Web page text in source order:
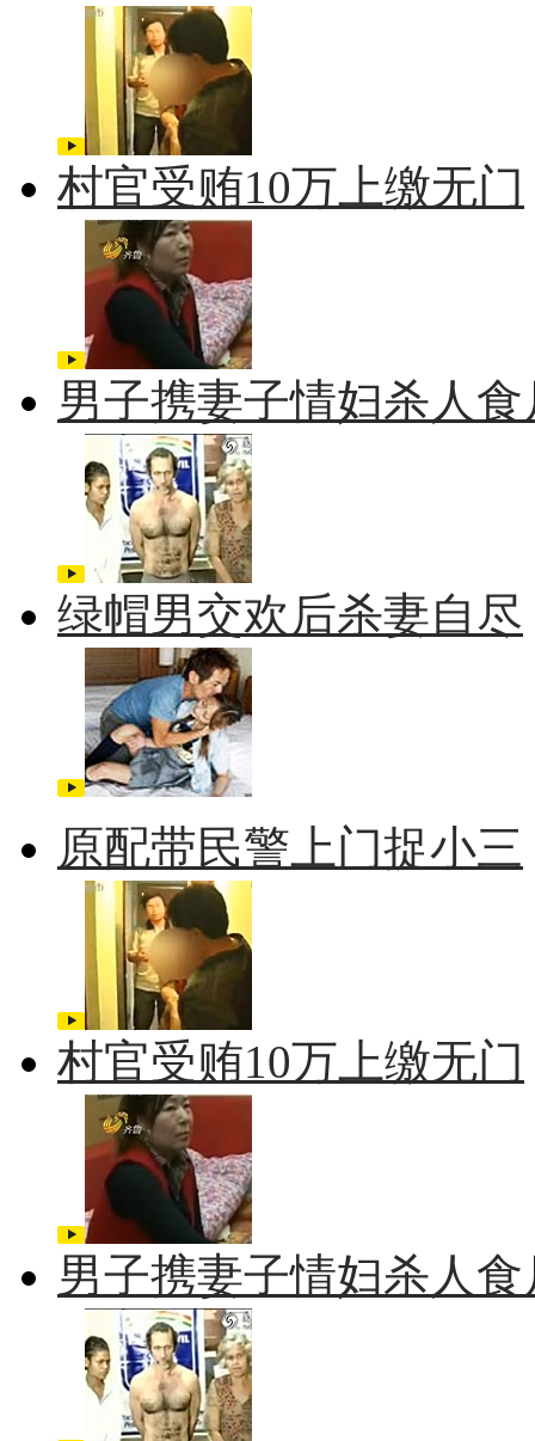
村官受贿10万上缴无门
男子携妻子情妇杀人食
绿帽男交欢后杀妻自尽
原配带民警上门捉小三
村官受贿10万上缴无门
男子携妻子情妇杀人食